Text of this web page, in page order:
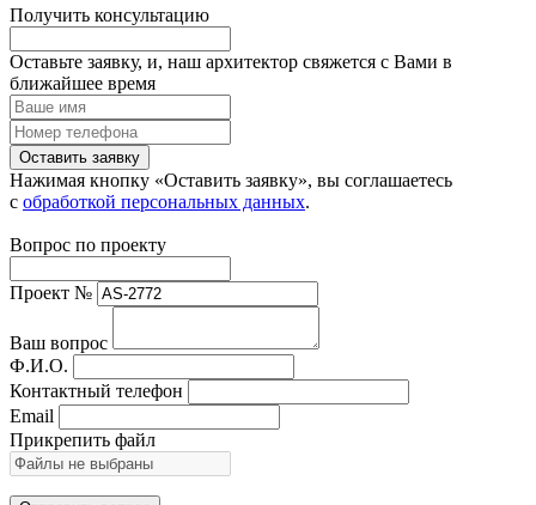
Получить консультацию
Оставьте заявку, и, наш архитектор свяжется с Вами в
ближайшее время
Оставить заявку
Нажимая кнопку «Оставить заявку», вы соглашаетесь
с обработкой персональных данных.
Вопрос по проекту
Проект №
Ваш вопрос
Ф.И.О.
Контактный телефон
Email
Прикрепить файл